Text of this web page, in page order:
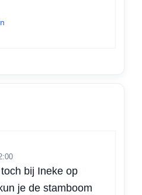
bij Ineke op
je de stamboom